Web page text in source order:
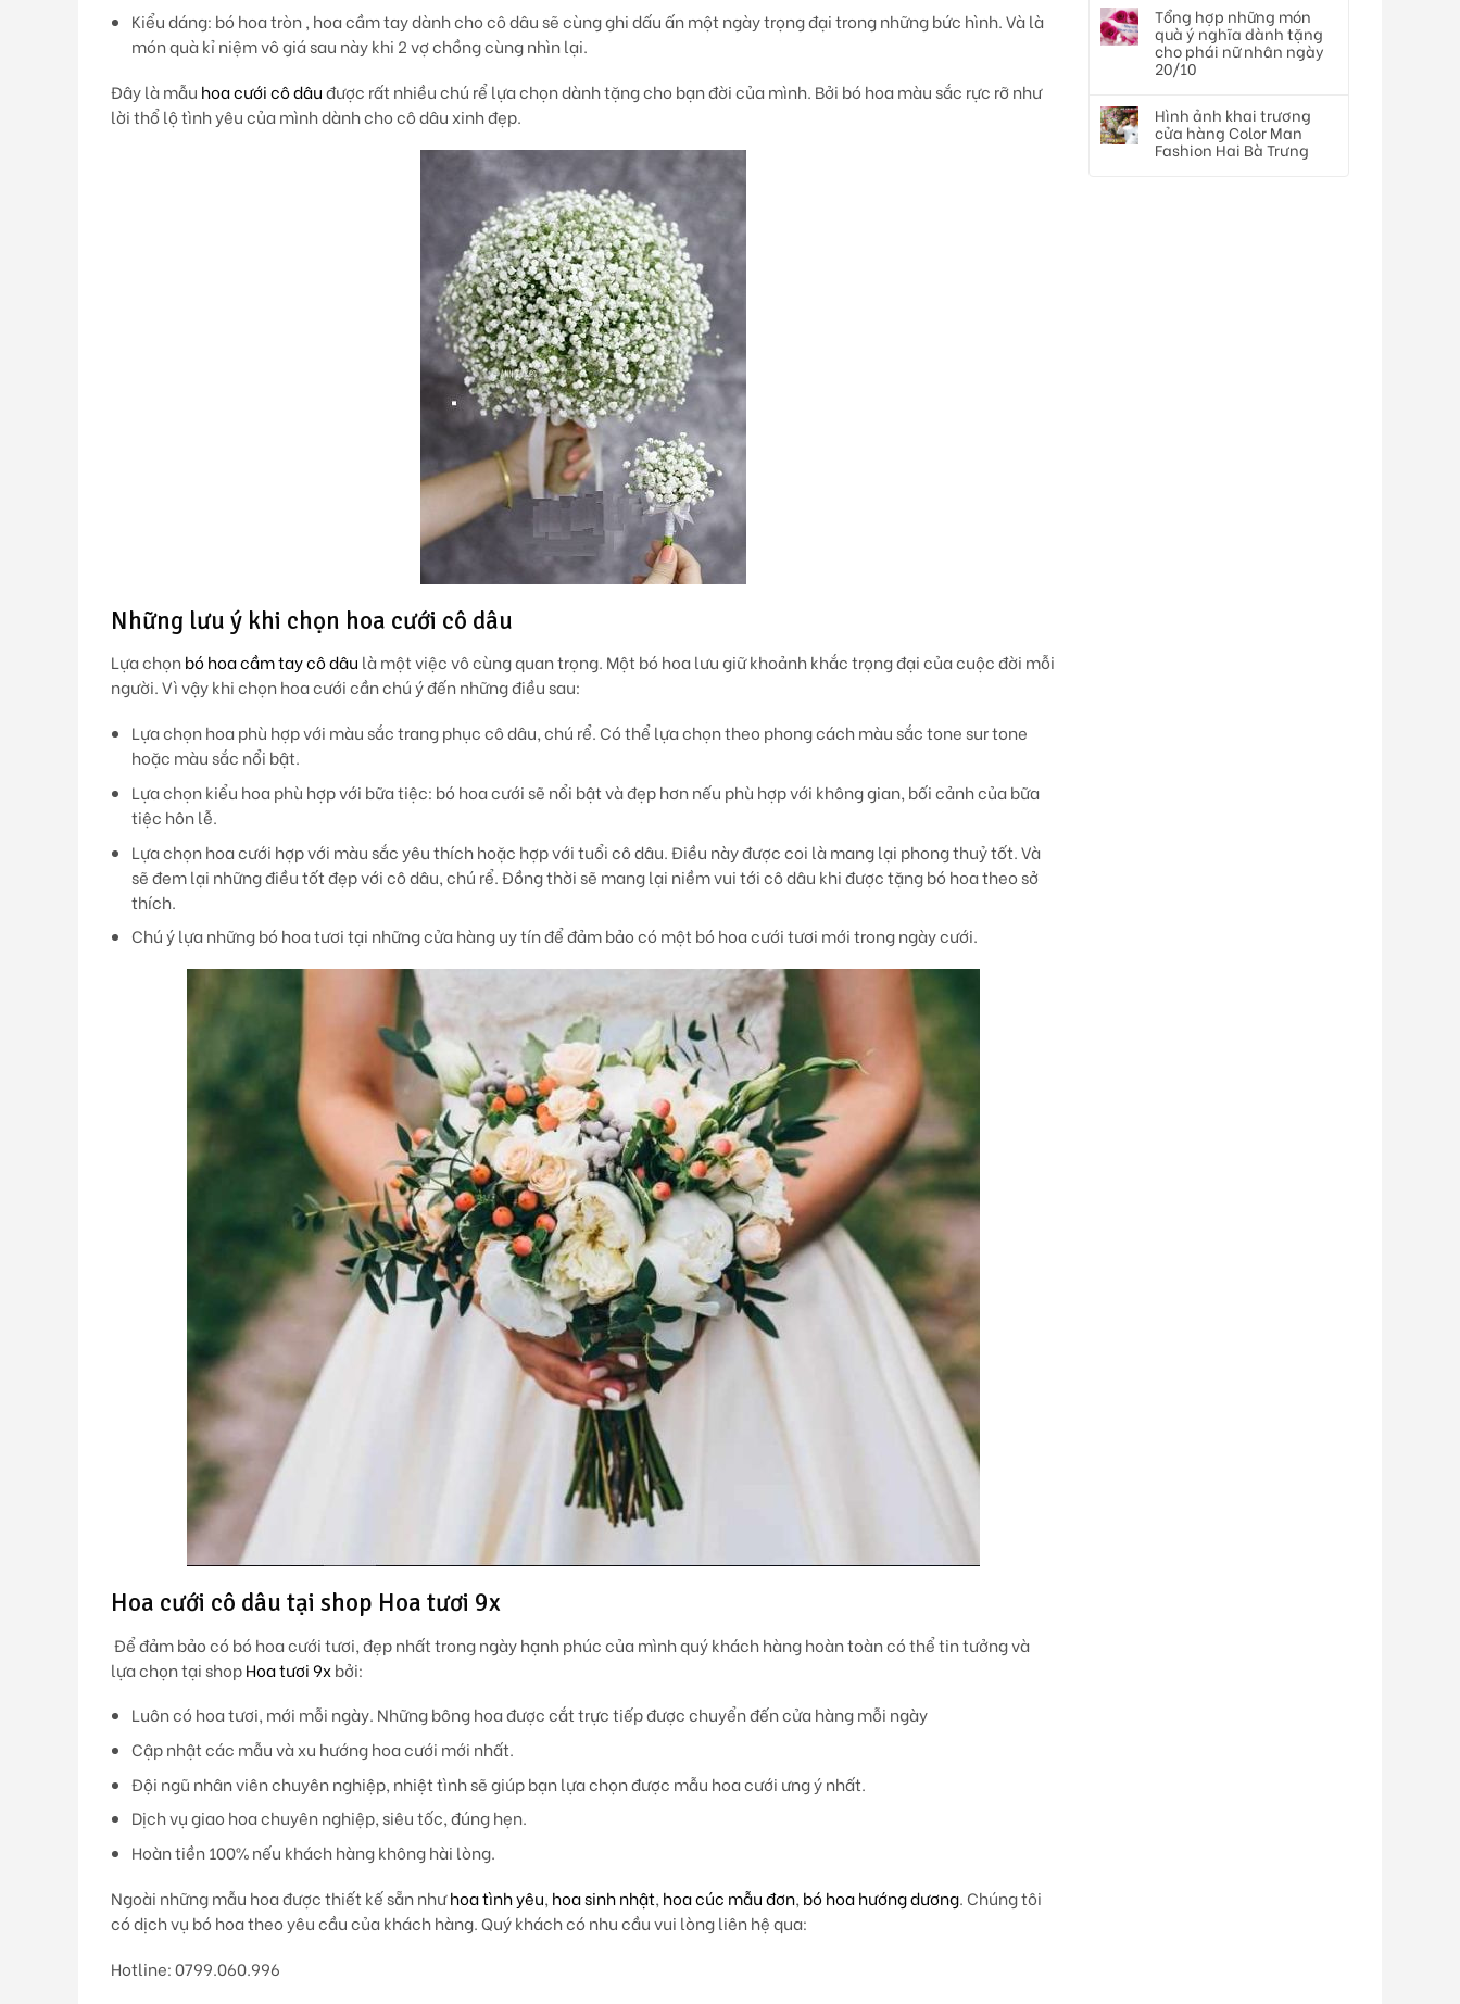
Tổng hợp những món
quà ý nghĩa dành tặng
cho phái nữ nhân ngày
20/10
Hình ảnh khai trương
cửa hàng Color Man
Fashion Hai Bà Trưng
Kiểu dáng: bó hoa tròn , hoa cầm tay dành cho cô dâu sẽ cùng ghi dấu ấn một ngày trọng đại trong những bức hình. Và là
món quà kỉ niệm vô giá sau này khi 2 vợ chồng cùng nhìn lại.
Đây là mẫu hoa cưới cô dâuđược rất nhiều chú rể lựa chọn dành tặng cho bạn đời của mình. Bởi bó hoa màu sắc rực rỡ như
lời thổ lộ tình yêu của mình dành cho cô dâu xinh đẹp.
Những lưu ý khi chọn hoa cưới cô dâu
Lựa chọnbó hoa cầm tay cô dâu là một việc vô cùng quan trọng. Một bó hoa lưu giữ khoảnh khắc trọng đại của cuộc đời mỗi
người. Vì vậy khi chọn hoa cưới cần chú ý đến những điều sau:
Lựa chọn hoa phù hợp với màu sắc trang phục cô dâu, chú rể. Có thể lựa chọn theo phong cách màu sắc tone sur tone
hoặc màu sắc nổi bật.
Lựa chọn kiểu hoa phù hợp với bữa tiệc: bó hoa cưới sẽ nổi bật và đẹp hơn nếu phù hợp với không gian, bối cảnh của bữa
tiệc hôn lễ.
Lựa chọn hoa cưới hợp với màu sắc yêu thích hoặc hợp với tuổi cô dâu. Điều này được coi là mang lại phong thuỷ tốt. Và
sẽ đem lại những điều tốt đẹp với cô dâu, chú rể. Đồng thời sẽ mang lại niềm vui tới cô dâu khi được tặng bó hoa theo sở
thích.
Chú ý lựa những bó hoa tươi tại những cửa hàng uy tín để đảm bảo có một bó hoa cưới tươi mới trong ngày cưới.
Hoa cưới cô dâu tại shop Hoa tươi 9x
Để đảm bảo có bó hoa cưới tươi, đẹp nhất trong ngày hạnh phúc của mình quý khách hàng hoàn toàn có thể tin tưởng và
lựa chọn tại shopHoa tươi 9xbởi:
Luôn có hoa tươi, mới mỗi ngày. Những bông hoa được cắt trực tiếp được chuyển đến cửa hàng mỗi ngày
Cập nhật các mẫu và xu hướng hoa cưới mới nhất.
Đội ngũ nhân viên chuyên nghiệp, nhiệt tình sẽ giúp bạn lựa chọn được mẫu hoa cưới ưng ý nhất.
Dịch vụ giao hoa chuyên nghiệp, siêu tốc, đúng hẹn.
Hoàn tiền 100% nếu khách hàng không hài lòng.
Ngoài những mẫu hoa được thiết kế sẵn nhưhoa tình yêu, hoa sinh nhật, hoa cúc mẫu đơn, bó hoa hướng dương. Chúng tôi
có dịch vụ bó hoa theo yêu cầu của khách hàng. Quý khách có nhu cầu vui lòng liên hệ qua:
Hotline: 0799.060.996